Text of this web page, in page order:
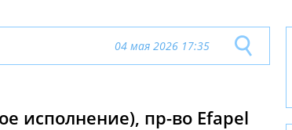
04 мая 2026 17:35
исполнение), пр-во Efapel